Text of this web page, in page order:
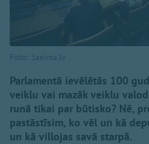
Foto: Saeima.lv
Parlamentā ievēlētās 100
veiklu vai mazāk veiklu
runā tikai par būtisko? Nē,
pastāstīsim, ko vēl un kā
un kā villojas savā starpā.